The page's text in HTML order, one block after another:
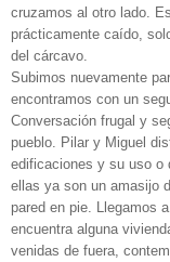
cruzamos al otro lado.
prácticamente caído,
del cárcavo.
Subimos nuevamente
encontramos con un
Conversación frugal y
pueblo. Pilar y Miguel
edificaciones y su uso o
ellas ya son un amasijo
pared en pie. Llegamos
encuentra alguna
venidas de fuera,